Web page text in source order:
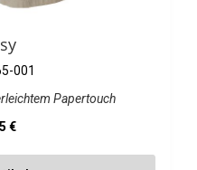
001
Papertouch
Preis:
€